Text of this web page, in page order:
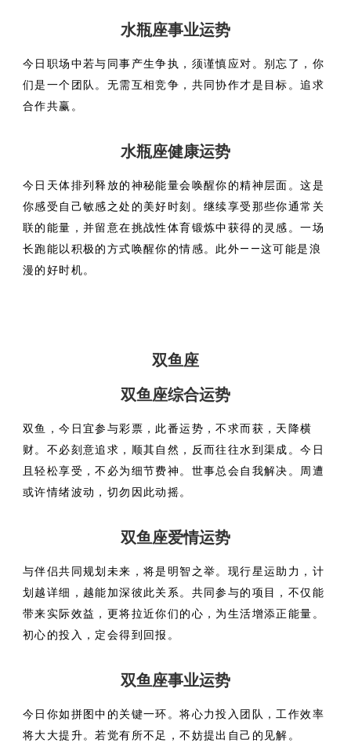
水瓶座事业运势
今日职场中若与同事产生争执，须谨慎应对。别忘了，你
们是一个团队。无需互相竞争，共同协作才是目标。追求
合作共赢。
水瓶座健康运势
今日天体排列释放的神秘能量会唤醒你的精神层面。这是
你感受自己敏感之处的美好时刻。继续享受那些你通常关
联的能量，并留意在挑战性体育锻炼中获得的灵感。一场
长跑能以积极的方式唤醒你的情感。此外——这可能是浪
漫的好时机。
双鱼座
双鱼座综合运势
双鱼，今日宜参与彩票，此番运势，不求而获，天降横
财。不必刻意追求，顺其自然，反而往往水到渠成。今日
且轻松享受，不必为细节费神。世事总会自我解决。周遭
或许情绪波动，切勿因此动摇。
双鱼座爱情运势
与伴侣共同规划未来，将是明智之举。现行星运助力，计
划越详细，越能加深彼此关系。共同参与的项目，不仅能
带来实际效益，更将拉近你们的心，为生活增添正能量。
初心的投入，定会得到回报。
双鱼座事业运势
今日你如拼图中的关键一环。将心力投入团队，工作效率
将大大提升。若觉有所不足，不妨提出自己的见解。